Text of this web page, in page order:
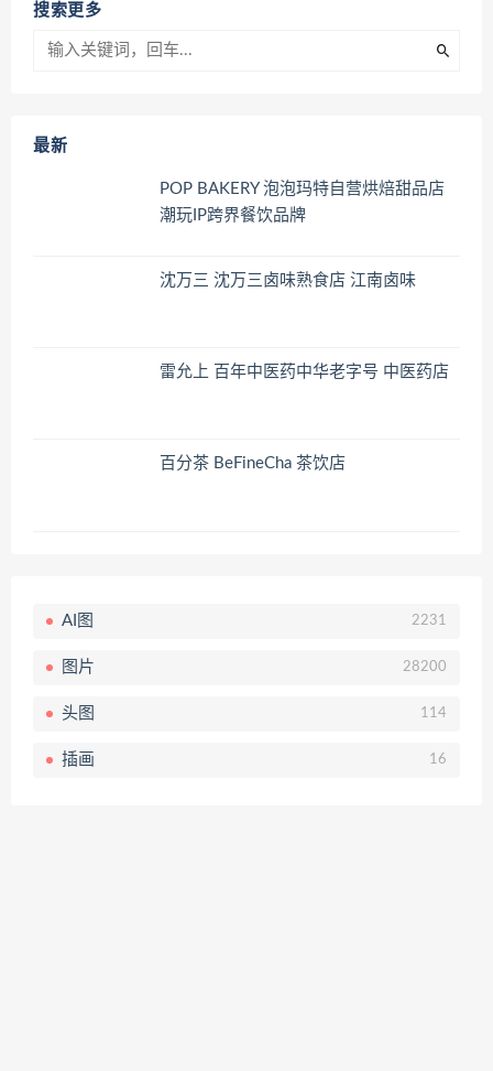
搜索更多
最新
POP BAKERY 泡泡玛特自营烘焙甜品店
潮玩IP跨界餐饮品牌
沈万三 沈万三卤味熟食店 江南卤味
雷允上 百年中医药中华老字号 中医药店
百分茶 BeFineCha 茶饮店
AI图 2231
图片 28200
头图 114
插画 16